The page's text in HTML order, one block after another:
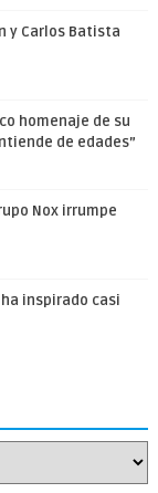
y Carlos Batista
homenaje de su
de edades”
Nox irrumpe
inspirado casi